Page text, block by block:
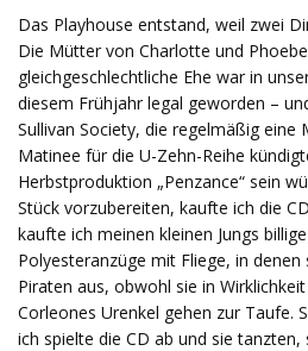
Das Playhouse entstand, weil zwei
Die Mütter von Charlotte und
gleichgeschlechtliche Ehe war in
diesem Frühjahr legal geworden –
Sullivan Society, die regelmäßig eine
Matinee für die U-Zehn-Reihe
Herbstproduktion „Penzance“ sein
Stück vorzubereiten, kaufte ich die
kaufte ich meinen kleinen Jungs
Polyesteranzüge mit Fliege, in
Piraten aus, obwohl sie in
Corleones Urenkel gehen zur Taufe.
ich spielte die CD ab und sie